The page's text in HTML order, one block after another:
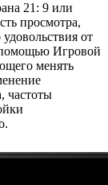
21: 9 или
просмотра,
от
Игровой
менять
частоты